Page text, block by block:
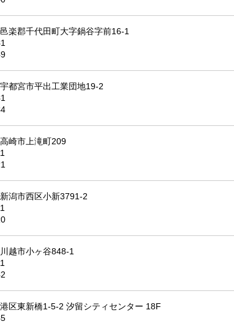
楽郡千代田町大字鍋谷字前16-1
都宮市平出工業団地19-2
崎市上滝町209
潟市西区小新3791-2
越市小ヶ谷848-1
区東新橋1-5-2 汐留シティセンター 18F